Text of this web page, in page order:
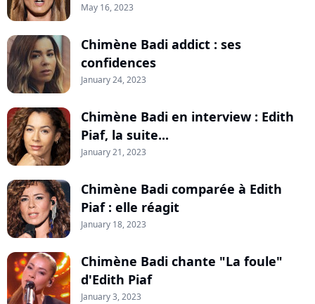
May 16, 2023
Chimène Badi addict : ses
confidences
January 24, 2023
Chimène Badi en interview : Edith
Piaf, la suite...
January 21, 2023
Chimène Badi comparée à Edith
Piaf : elle réagit
January 18, 2023
Chimène Badi chante "La foule"
d'Edith Piaf
January 3, 2023